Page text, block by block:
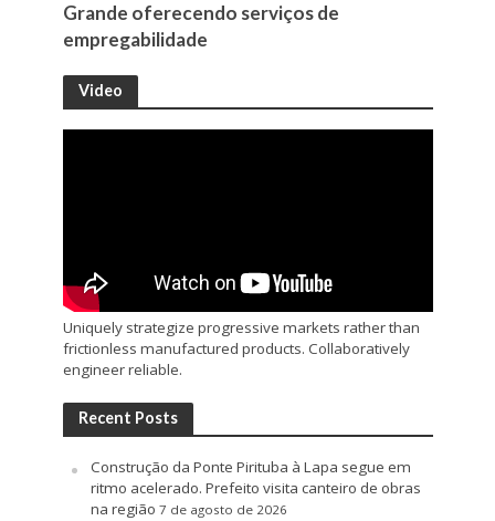
Grande oferecendo serviços de
empregabilidade
Video
Uniquely strategize progressive markets rather than
frictionless manufactured products. Collaboratively
engineer reliable.
Recent Posts
Construção da Ponte Pirituba à Lapa segue em
ritmo acelerado. Prefeito visita canteiro de obras
na região 7 de agosto de 2026